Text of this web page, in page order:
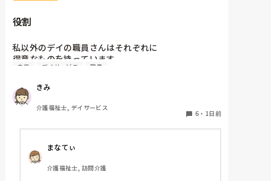
役割
私以外のデイの職員さんはそれぞれに
得意なものを持っています。
介助で言えば、要領よく動けたりと。
今の私を振り返ってみたら…何も持っていないことが
虚しくなってきました…
利用者からは「素直に話聞いてくれる」・「言いやす
い・頼みやすい」
って言われます。
自信 デイサービス 職員
きみ
介護福祉士, デイサービス
6 ・ 1日前
まなてぃ
介護福祉士, 訪問介護